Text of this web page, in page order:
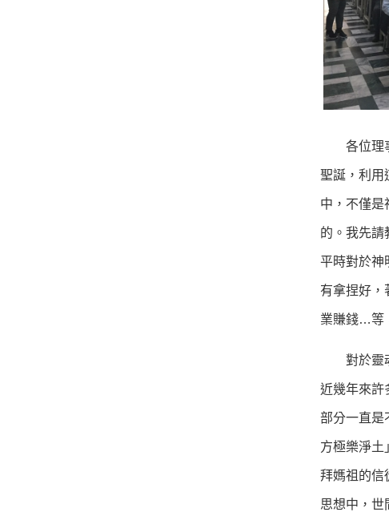
各位理事
聖誕，利用
中，不僅是
的。我先請
平時對於神
有拿捏好，
業賺錢…等
對於靈魂
近幾年來許
部分一直是
方極樂淨土
拜媽祖的信
思想中，世